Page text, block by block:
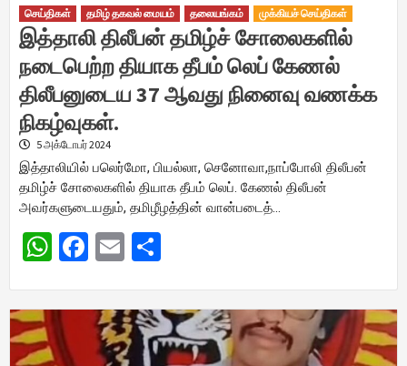
செய்திகள் தமிழ் தகவல் மையம் தலையங்கம் முக்கியச் செய்திகள்
இத்தாலி திலீபன் தமிழ்ச் சோலைகளில்
நடைபெற்ற தியாக தீபம் லெப் கேணல்
திலீபனுடைய 37 ஆவது நினைவு வணக்க
நிகழ்வுகள்.
5 அக்டோபர் 2024
இத்தாலியில் பலெர்மோ, பியல்லா, செனோவா,நாப்போலி திலீபன்
தமிழ்ச் சோலைகளில் தியாக தீபம் லெப். கேணல் திலீபன்
அவர்களுடையதும், தமிழீழத்தின் வான்படைத்…
WhatsApp
Facebook
Email